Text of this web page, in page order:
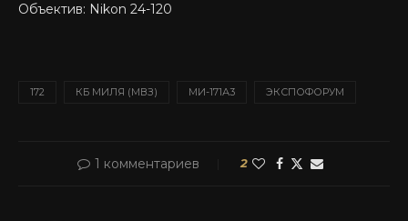
Объектив: Nikon 24-120
172 КБ МИЛЯ (МВЗ) МИ-171А3 ЭКСПОФОРУМ
1 комментариев 2